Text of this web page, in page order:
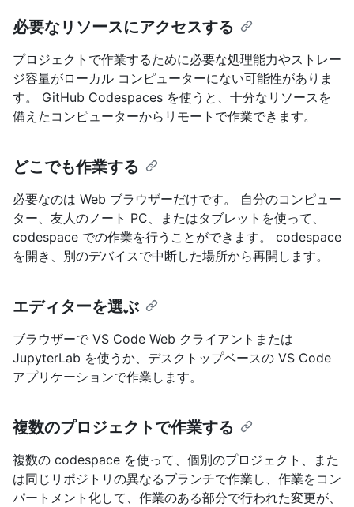
必要なリソースにアクセスする
プロジェクトで作業するために必要な処理能力やストレー
ジ容量がローカル コンピューターにない可能性がありま
す。 GitHub Codespaces を使うと、十分なリソースを
備えたコンピューターからリモートで作業できます。
どこでも作業する
必要なのは Web ブラウザーだけです。 自分のコンピュー
ター、友人のノート PC、またはタブレットを使って、
codespace での作業を行うことができます。 codespace
を開き、別のデバイスで中断した場所から再開します。
エディターを選ぶ
ブラウザーで VS Code Web クライアントまたは
JupyterLab を使うか、デスクトップベースの VS Code
アプリケーションで作業します。
複数のプロジェクトで作業する
複数の codespace を使って、個別のプロジェクト、また
は同じリポジトリの異なるブランチで作業し、作業をコン
パートメント化して、作業のある部分で行われた変更が、